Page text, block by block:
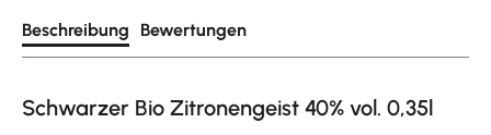
Beschreibung Bewertungen
Schwarzer Bio Zitronengeist 40% vol. 0,35l